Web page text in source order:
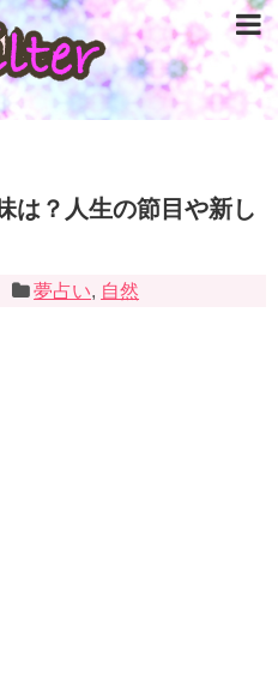
は？人生の節目や新し
夢占い, 自然